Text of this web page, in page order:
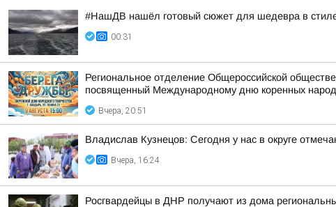
#НашДВ нашёл готовый сюжет для шедевра в стиле
00:31
Региональное отделение Общероссийской
посвященный Международному дню коренных
Вчера, 20:51
Владислав Кузнецов: Сегодня у нас в округе
Вчера, 16:24
Росгвардейцы в ДНР получают из дома